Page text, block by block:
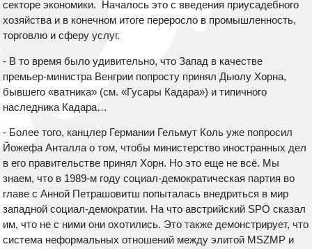
секторе экономики. Началось это с введения приусадебного
хозяйства и в конечном итоге переросло в промышленность,
торговлю и сферу услуг.
- В то время было удивительно, что Запад в качестве
премьер-министра Венгрии попросту принял Дьюлу Хорна,
бывшего «ватника» (см. «Гусары Кадара») и типичного
наследника Кадара…
- Более того, канцлер Германии Гельмут Коль уже попросил
Йожефа Анталла о том, чтобы министерство иностранных дел
в его правительстве принял Хорн. Но это еще не всё. Мы
знаем, что в 1989-м году социал-демократическая партия во
главе с Анной Петрашовитш попыталась внедриться в мир
западной социал-демократии. На что австрийский SPÖ сказал
им, что не с ними они охотились. Это также демонстрирует, что
система неформальных отношений между элитой MSZMP и